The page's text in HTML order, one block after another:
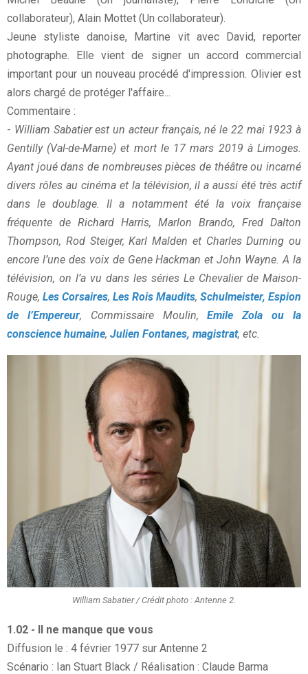
collaborateur), Alain Mottet (Un collaborateur).
Jeune styliste danoise, Martine vit avec David, reporter
photographe. Elle vient de signer un accord commercial
important pour un nouveau procédé d'impression. Olivier est
alors chargé de protéger l'affaire...
Commentaire :
- William Sabatier est un acteur français, né le 22 mai 1923 à
Gentilly (Val-de-Marne) et mort le 17 mars 2019 à Limoges.
Ayant joué dans de nombreuses pièces de théâtre ou incarné
divers rôles au cinéma et la télévision, il a aussi été très actif
dans le doublage. Il a notamment été la voix française
fréquente de Richard Harris, Marlon Brando, Fred Dalton
Thompson, Rod Steiger, Karl Malden et Charles Durning ou
encore l’une des voix de Gene Hackman et John Wayne. A la
télévision, on l’a vu dans les séries Le Chevalier de Maison-
Rouge, Les Corsaires, Les Rois Maudits, Schulmeister, Espion
de l’Empereur, Commissaire Moulin,Emile Zola ou la
conscience humaine, Julien Fontanes, magistrat, etc.
William Sabatier / Crédit photo : Antenne 2.
1.02 - Il ne manque que vous
Diffusion le : 4 février 1977 sur Antenne 2
Scénario : Ian Stuart Black / Réalisation : Claude Barma